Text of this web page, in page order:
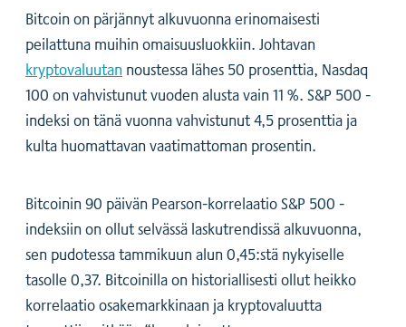
Bitcoin on pärjännyt alkuvuonna erinomaisesti
peilattuna muihin omaisuusluokkiin. Johtavan
kryptovaluutannoustessa lähes 50 prosenttia, Nasdaq
100 on vahvistunut vuoden alusta vain 11 %. S&P 500 -
indeksi on tänä vuonna vahvistunut 4,5 prosenttia ja
kulta huomattavan vaatimattoman prosentin.
Bitcoinin 90 päivän Pearson-korrelaatio S&P 500 -
indeksiin on ollut selvässä laskutrendissä alkuvuonna,
sen pudotessa tammikuun alun 0,45:stä nykyiselle
tasolle 0,37. Bitcoinilla on historiallisesti ollut heikko
korrelaatio osakemarkkinaan ja kryptovaluutta